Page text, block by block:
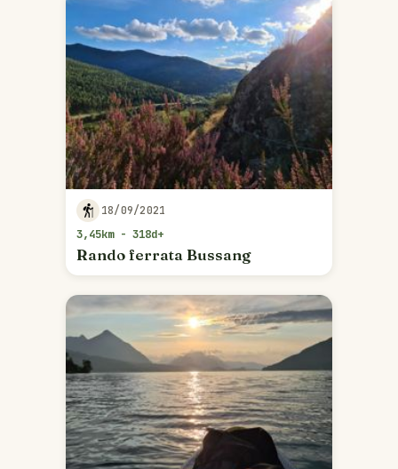
18/09/2021
3,45km - 318d+
Rando ferrata Bussang